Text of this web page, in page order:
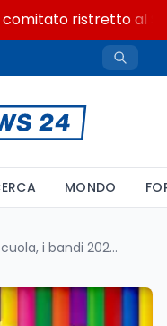
ristretto al
MONDO
Voucher scuola, i bandi 2026-2027 già aperti in cinque regioni